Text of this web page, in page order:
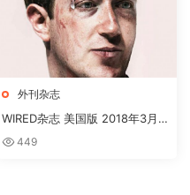
外刊杂志
WIRED杂志 美国版 2018年3月刊
高清英文版订阅下载
449